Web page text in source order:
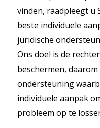
vinden, raadpleegt u
beste individuele
juridische
Ons doel is de
beschermen,
ondersteuning
individuele aanpak
probleem op te